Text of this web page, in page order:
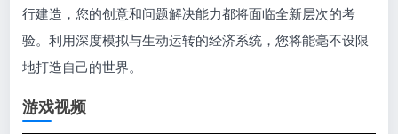
行建造，您的创意和问题解决能力都将面临全新层次的考
验。利用深度模拟与生动运转的经济系统，您将能毫不设限
地打造自己的世界。
游戏视频